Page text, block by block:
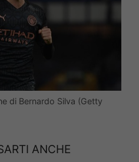
di Bernardo Silva (Getty
ANCHE